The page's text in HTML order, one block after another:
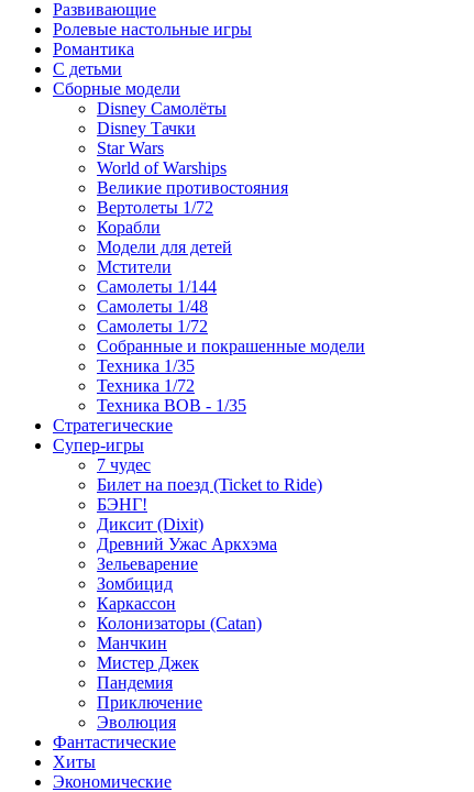
Развивающие
Ролевые настольные игры
Романтика
С детьми
Сборные модели
Disney Самолёты
Disney Тачки
Star Wars
World of Warships
Великие противостояния
Вертолеты 1/72
Корабли
Модели для детей
Мстители
Самолеты 1/144
Самолеты 1/48
Самолеты 1/72
Собранные и покрашенные модели
Техника 1/35
Техника 1/72
Техника ВОВ - 1/35
Стратегические
Супер-игры
7 чудес
Билет на поезд (Ticket to Ride)
БЭНГ!
Диксит (Dixit)
Древний Ужас Аркхэма
Зельеварение
Зомбицид
Каркассон
Колонизаторы (Catan)
Манчкин
Мистер Джек
Пандемия
Приключение
Эволюция
Фантастические
Хиты
Экономические